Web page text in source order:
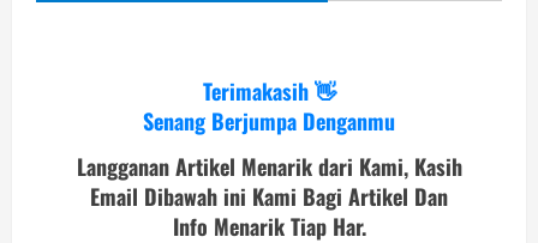
Terimakasih 👋
Senang Berjumpa Denganmu
Langganan Artikel Menarik dari Kami, Kasih
Email Dibawah ini Kami Bagi Artikel Dan
Info Menarik Tiap Har.